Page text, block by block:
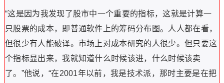
“这是因为我发现了股市中一个重要的指标，这就是计算一
只股票的成本，即普通软件上的筹码分布图。人人都在看，
但很少有人能破译。市场上对成本研究的人很少。但只要这
个指标显出来，我就知道什么时候该进，什么时候该卖
了。”他说，“在2001年以前，我是技术派，那时主要是在把